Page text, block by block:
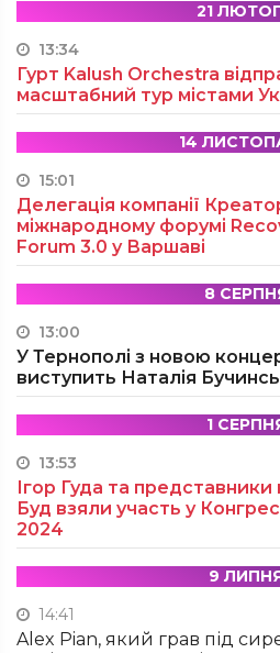
21
13:34
Гурт Kalush Orchestra
масштабний тур містами
14
15:01
Делегація компанії
міжнародному форумі
Forum 3.0 у Варшаві
8
13:00
У Тернополі з новою
виступить Наталія
1
13:53
Ігор Гуда та представники
Буд взяли участь у
2024
9
14:41
Alex Pian, який грав під